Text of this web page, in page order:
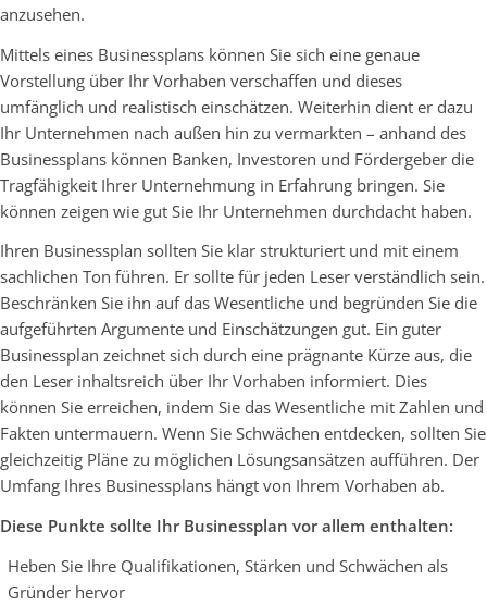
anzusehen.
Mittels eines Businessplans können Sie sich eine genaue
Vorstellung über Ihr Vorhaben verschaffen und dieses
umfänglich und realistisch einschätzen. Weiterhin dient er dazu
Ihr Unternehmen nach außen hin zu vermarkten – anhand des
Businessplans können Banken, Investoren und Fördergeber die
Tragfähigkeit Ihrer Unternehmung in Erfahrung bringen. Sie
können zeigen wie gut Sie Ihr Unternehmen durchdacht haben.
Ihren Businessplan sollten Sie klar strukturiert und mit einem
sachlichen Ton führen. Er sollte für jeden Leser verständlich sein.
Beschränken Sie ihn auf das Wesentliche und begründen Sie die
aufgeführten Argumente und Einschätzungen gut. Ein guter
Businessplan zeichnet sich durch eine prägnante Kürze aus, die
den Leser inhaltsreich über Ihr Vorhaben informiert. Dies
können Sie erreichen, indem Sie das Wesentliche mit Zahlen und
Fakten untermauern. Wenn Sie Schwächen entdecken, sollten Sie
gleichzeitig Pläne zu möglichen Lösungsansätzen aufführen. Der
Umfang Ihres Businessplans hängt von Ihrem Vorhaben ab.
Diese Punkte sollte Ihr Businessplan vor allem enthalten:
Heben Sie Ihre Qualifikationen, Stärken und Schwächen als
Gründer hervor